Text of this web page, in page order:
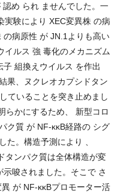
め られ ませんでした。一
実験により XEC変異株 の病
の病原性 が JN.1よりも高い
イルス 強 毒化のメカニズム
組換えウイルス を作出
果、ヌクレオカプシドタン
ていることを突き止めまし
らかにするため、 新型コロ
ク質 が NF-κκB経路の シグ
た。構造予測により 、
タンパク質は全体構造が変
唆されました。そこで さ
が NF-κκBプロモーター活